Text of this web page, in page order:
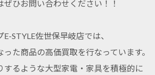
ひお問い合わせください！！
STYLE佐世保早岐店では、
た商品の高価買取を行なっています。
するような大型家電・家具を積極的に